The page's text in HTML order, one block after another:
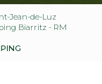
Jean-de-Luz
Biarritz - RM